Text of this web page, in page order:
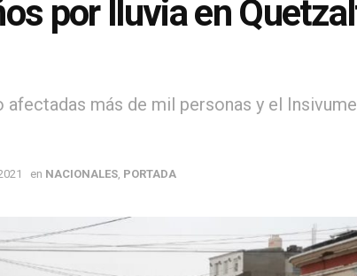
por lluvia en
afectadas más de mil personas y el
en NACIONALES, PORTADA